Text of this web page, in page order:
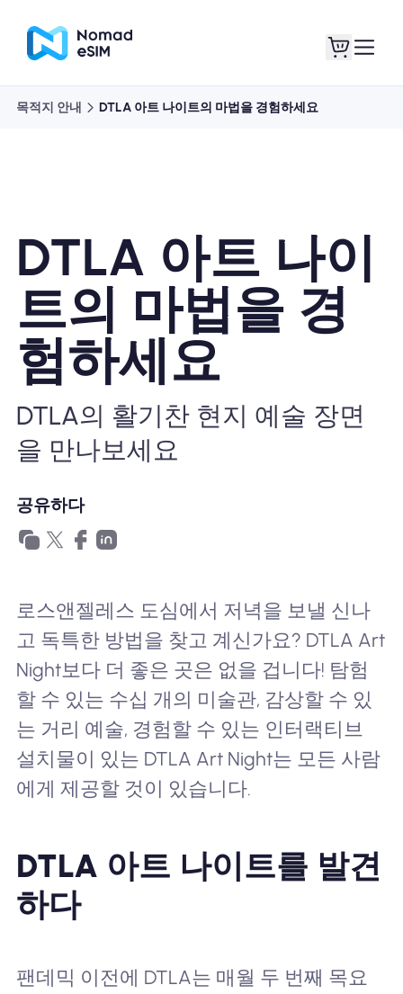
쇼핑 플랜
eSIM 정보
왜 Nomad eSIM?
eSIM 사용법
목적지 안내 DTLA 아트 나이트의 마법을 경험하세요
DTLA 아트 나이
트의 마법을 경
험하세요
DTLA의 활기찬 현지 예술 장면
을 만나보세요
공유하다
로스앤젤레스 도심에서 저녁을 보낼 신나
고 독특한 방법을 찾고 계신가요? DTLA Art
Night보다 더 좋은 곳은 없을 겁니다! 탐험
할 수 있는 수십 개의 미술관, 감상할 수 있
는 거리 예술, 경험할 수 있는 인터랙티브
설치물이 있는 DTLA Art Night는 모든 사람
에게 제공할 것이 있습니다.
DTLA 아트 나이트를 발견
하다
팬데믹 이전에 DTLA는 매월 두 번째 목요